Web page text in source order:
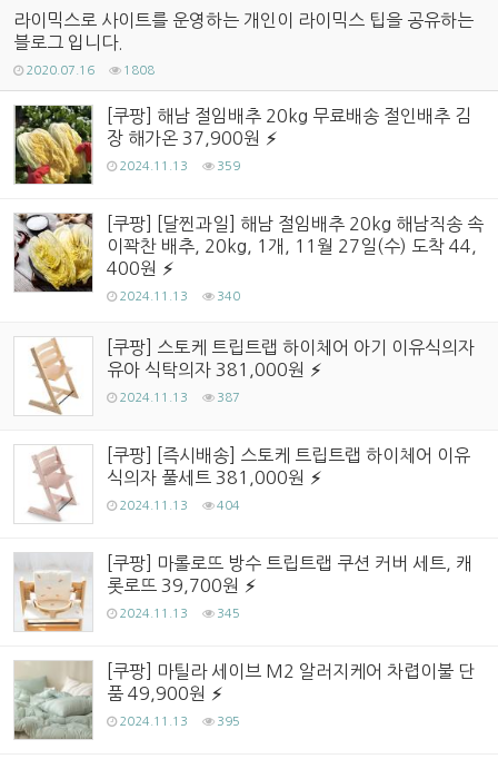
라이믹스로 사이트를 운영하는 개인이 라이믹스 팁을 공유하는
블로그 입니다.
2020.07.16 1808
[쿠팡] 해남 절임배추 20kg 무료배송 절인배추 김
장 해가온 37,900원
2024.11.13 359
[쿠팡] [달찐과일] 해남 절임배추 20kg 해남직송 속
이꽉찬 배추, 20kg, 1개, 11월 27일(수) 도착 44,
400원
2024.11.13 340
[쿠팡] 스토케 트립트랩 하이체어 아기 이유식의자
유아 식탁의자 381,000원
2024.11.13 387
[쿠팡] [즉시배송] 스토케 트립트랩 하이체어 이유
식의자 풀세트 381,000원
2024.11.13 404
[쿠팡] 마롤로뜨 방수 트립트랩 쿠션 커버 세트, 캐
롯로뜨 39,700원
2024.11.13 345
[쿠팡] 마틸라 세이브 M2 알러지케어 차렵이불 단
품 49,900원
2024.11.13 395